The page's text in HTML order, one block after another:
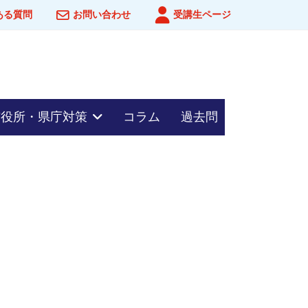
る質問 お問い合わせ 受講生ページ
所・県庁対策 コラム 過去問